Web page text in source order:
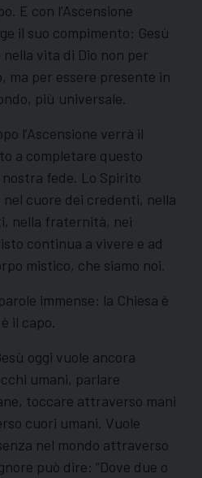
E con l’Ascensione
il suo compimento: Gesù
vita di Dio non per
ma per essere presente in
più universale.
l’Ascensione verrà il
a completare questo
fede. Lo Spirito
cuore dei credenti, nella
nella fraternità, nei
continua a vivere e ad
mistico, che siamo noi.
immense: la Chiesa è
il capo.
oggi vuole ancora
umani, parlare
toccare attraverso mani
cuori umani. Vuole
nel mondo attraverso
può dire: “Dove due o